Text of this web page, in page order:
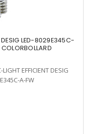
DESIG LED-8029E345C-
LIGHT EFFICIENT DESIG
A-FW